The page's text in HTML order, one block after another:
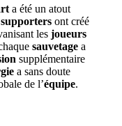
a été un atout
supporters ont créé
les joueurs
sauvetage a
supplémentaire
a sans doute
de l’équipe.